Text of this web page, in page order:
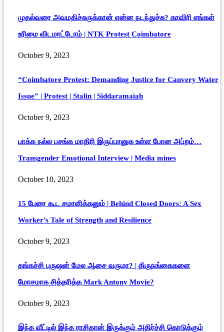
முதல்வரை அவமதிச்சுருக்கான் என்ன நடந்துச்சு? காவிரி எங்கள்
உரிமை விடமாட்டோம் | NTK Protest Coimbatore
October 9, 2023
“Coimbatore Protest: Demanding Justice for Cauvery Water
Issue” | Protest | Stalin | Siddaramaiah
October 9, 2023
பாக்க நல்ல பசங்க மாதிரி இருப்பானுக உள்ள போன அப்றம்…
Transgender Emotional Interview | Media mines
October 10, 2023
15 பேரை கூட சமாளிக்கனும் | Behind Closed Doors: A Sex
Worker’s Tale of Strength and Resilience
October 9, 2023
தங்கச்சி புருஷன் மேல ஆசை வருமா? | திருநங்கைகளை
மோசமாக சித்தரித்த Mark Antony Movie?
October 9, 2023
இந்த வீட்டில் இந்த ராசிதான் இருக்கும் அதிர்ச்சி கொடுக்கும்